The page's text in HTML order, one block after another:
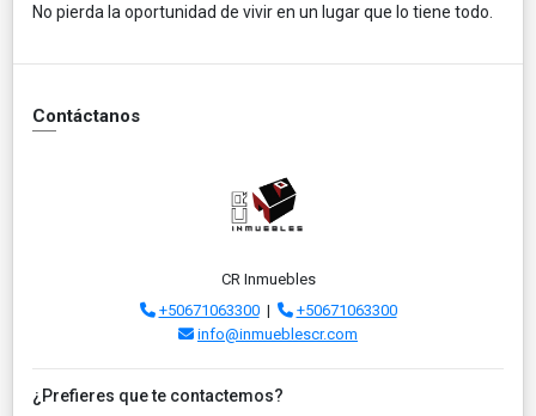
No pierda la oportunidad de vivir en un lugar que lo tiene todo.
Contáctanos
CR Inmuebles
+50671063300|
+50671063300
info@inmueblescr.com
¿Prefieres que te contactemos?